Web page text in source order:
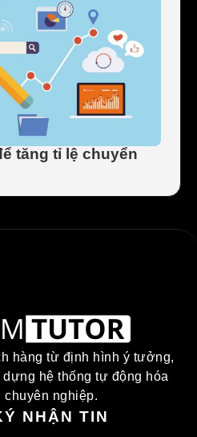
tăng tỉ lệ chuyển
hàng từ định hình ý tưởng,
hệ thống tự động hóa
chuyên nghiệp.
NHẬN TIN